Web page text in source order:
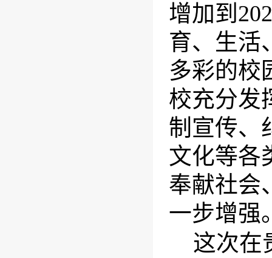
增加到
育、生活
多彩的校
校充分发
制宣传、
文化等各
奉献社会
一步增强
这次在